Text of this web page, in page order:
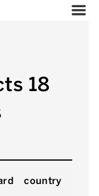
18
country